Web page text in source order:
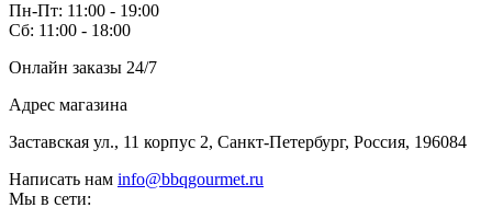
Пн-Пт: 11:00 - 19:00
Сб: 11:00 - 18:00
Онлайн заказы 24/7
Адрес магазина
Заставская ул., 11 корпус 2, Санкт-Петербург, Россия, 196084
Написать нам info@bbqgourmet.ru
Мы в сети: